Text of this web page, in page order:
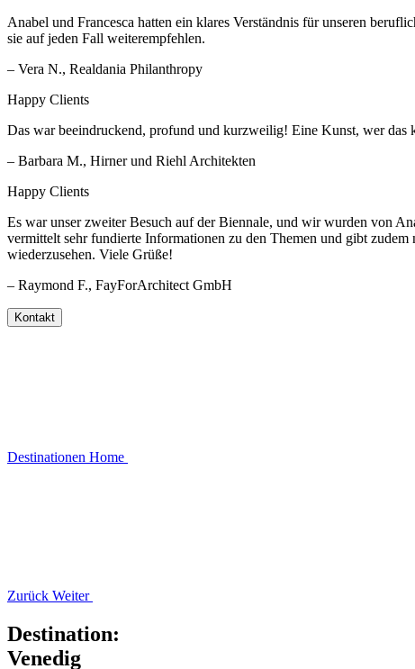
Anabel und Francesca hatten ein klares Verständnis für unseren
sie auf jeden Fall weiterempfehlen.
– Vera N., Realdania Philanthropy
Happy Clients
Das war beeindruckend, profund und kurzweilig! Eine Kunst, wer das
– Barbara M., Hirner und Riehl Architekten
Happy Clients
Es war unser zweiter Besuch auf der Biennale, und wir wurden von
vermittelt sehr fundierte Informationen zu den Themen und gibt
wiederzusehen. Viele Grüße!
– Raymond F., FayForArchitect GmbH
Kontakt
Destinationen Home
Zurück Weiter
Destination:
Venedig